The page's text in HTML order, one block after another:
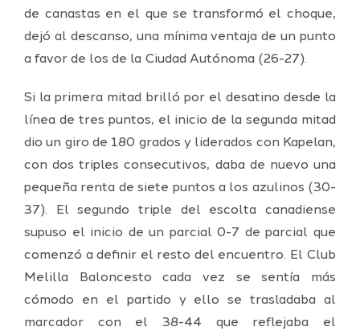
de canastas en el que se transformó el choque,
dejó al descanso, una mínima ventaja de un punto
a favor de los de la Ciudad Autónoma (26-27).
Si la primera mitad brilló por el desatino desde la
línea de tres puntos, el inicio de la segunda mitad
dio un giro de 180 grados y liderados con Kapelan,
con dos triples consecutivos, daba de nuevo una
pequeña renta de siete puntos a los azulinos (30-
37). El segundo triple del escolta canadiense
supuso el inicio de un parcial 0-7 de parcial que
comenzó a definir el resto del encuentro. El Club
Melilla Baloncesto cada vez se sentía más
cómodo en el partido y ello se trasladaba al
marcador con el 38-44 que reflejaba el